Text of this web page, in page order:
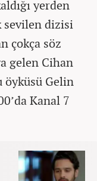
yerden
sevilen dizisi
çokça söz
gelen Cihan
öyküsü Gelin
Kanal 7